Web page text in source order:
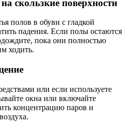
скользкие поверхности
полов в обуви с гладкой
падения. Если полы остаются
пока они полностью
ходить.
или если используете
окна или включайте
концентрацию паров и